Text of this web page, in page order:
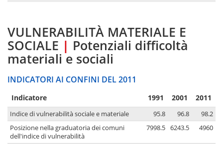
VULNERABILITÀ MATERIALE E
SOCIALE | Potenziali difficoltà
materiali e sociali
INDICATORI AI CONFINI DEL 2011
Indicatore 1991 2001 2011
Indice di vulnerabilità sociale e materiale 95.8 96.8
98.2
Posizione nella graduatoria dei comuni
dell'indice di vulnerabilità
7998.5 6243.5 4960